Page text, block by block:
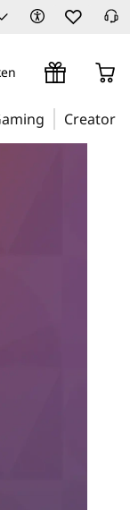
Creator